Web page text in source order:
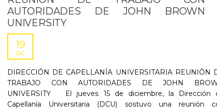
AUTORIDADES DE JOHN BROWN
UNIVERSITY
19
DIC
DIRECCIÓN DE CAPELLANÍA UNIVERSITARIA REUNIÓN
TRABAJO CON AUTORIDADES DE JOHN
UNIVERSITY El jueves 15 de diciembre, la Dirección
Capellanía Universitaria (DCU) sostuvo una reunión